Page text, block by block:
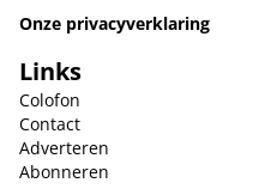
Onze privacyverklaring
Links
Colofon
Contact
Adverteren
Abonneren